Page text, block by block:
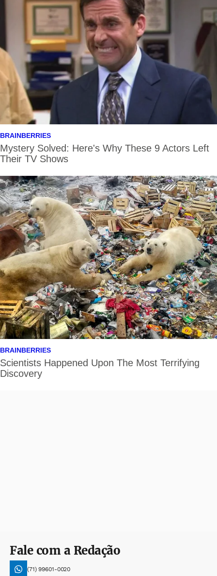
Fale com a Redação
(71) 99601-0020